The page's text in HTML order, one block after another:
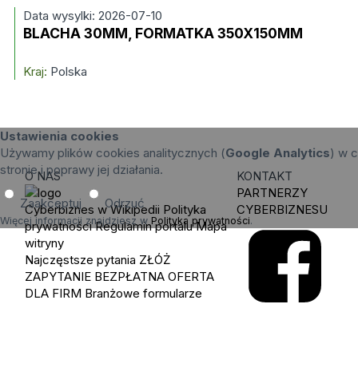
Data wysylki: 2026-07-10
BLACHA 30MM, FORMATKA 350X150MM
Kraj: Polska
Ustawienia cookies
Używamy plików cookies analitycznych (Google Analytics) w
stronie i poprawy jej działania.
Zaakceptuj Odrzuć
Więcej informacji znajdziesz w Polityka prywatności.
O NAS
Cyberbiznes w Wikipedii Polityka
prywatności Regulamin portalu Mapa
witryny
Najczęstsze pytania ZŁÓŻ
ZAPYTANIE BEZPŁATNA OFERTA
DLA FIRM Branżowe formularze
KONTAKT
PARTNERZY
CYBERBIZNESU